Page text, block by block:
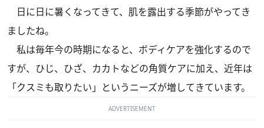
日に日に暑くなってきて、肌を露出する季節がやってき
ましたね。
私は毎年今の時期になると、ボディケアを強化するので
すが、ひじ、ひざ、カカトなどの角質ケアに加え、近年は
「クスミも取りたい」というニーズが増してきています。
ADVERTISEMENT